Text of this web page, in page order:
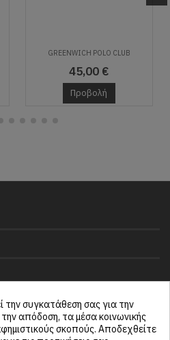
GREENWICH POLO CLUB
45,00 €
Προβολή
συγκατάθεση σας για την
απόδοση, τα μέσα κοινωνικής
σκοπούς. Αποδεχθείτε